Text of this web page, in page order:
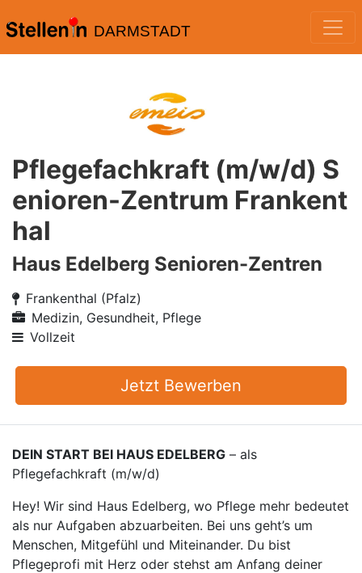
DARMSTADT
Pflegefachkraft (m/w/d) S
enioren-Zentrum Frankent
hal
Haus Edelberg Senioren-Zentren
Frankenthal (Pfalz)
Medizin, Gesundheit, Pflege
Vollzeit
Jetzt Bewerben
DEIN START BEI HAUS EDELBERG – als
Pflegefachkraft (m/w/d)
Hey! Wir sind Haus Edelberg, wo Pflege mehr bedeutet
als nur Aufgaben abzuarbeiten. Bei uns geht’s um
Menschen, Mitgefühl und Miteinander. Du bist
Pflegeprofi mit Herz oder stehst am Anfang deiner